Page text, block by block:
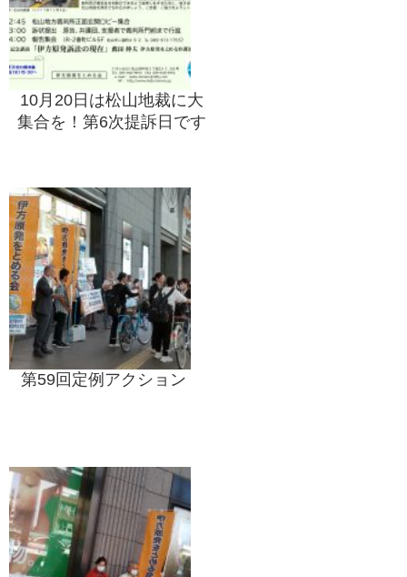
10月20日は松山地裁に大
集合を！第6次提訴日です
第59回定例アクション